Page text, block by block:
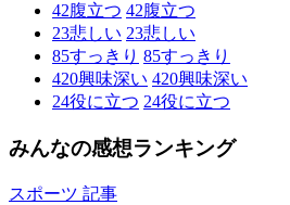
42腹立つ 42腹立つ
23悲しい 23悲しい
85すっきり 85すっきり
420興味深い 420興味深い
24役に立つ 24役に立つ
みんなの感想ランキング
スポーツ 記事